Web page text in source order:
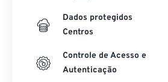
Dados protegidos
Centros
Controle de Acesso e
Autenticação